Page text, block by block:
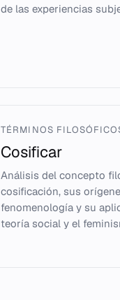
de las experiencias
TÉRMINOS
Cosificar
Análisis del concepto
cosificación, sus
fenomenología y su
teoría social y el